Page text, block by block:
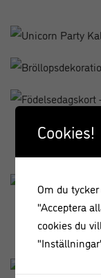
Cookies!
Om du
"Acceptera
cookies du